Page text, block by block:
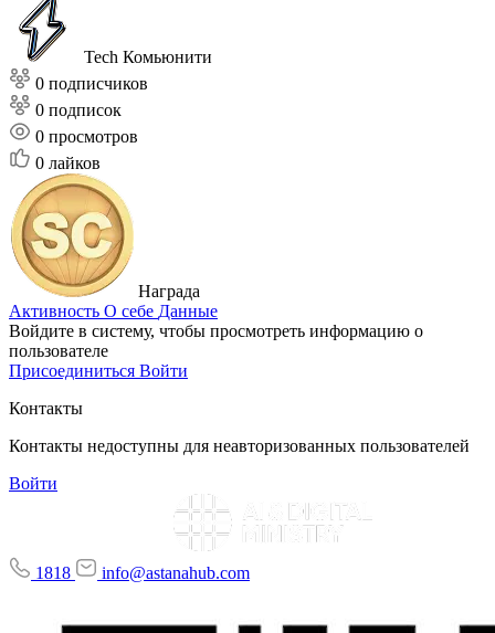
Tech Комьюнити
0 подписчиков
0 подписок
0 просмотров
0 лайков
Награда
Активность О себе Данные
Войдите в систему, чтобы просмотреть информацию о
пользователе
Присоединиться Войти
Контакты
Контакты недоступны для неавторизованных пользователей
Войти
1818 info@astanahub.com